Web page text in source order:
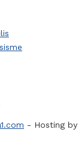
- Hosting by